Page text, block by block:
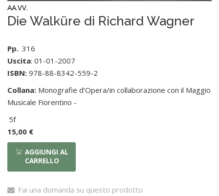
AA.VV.
Die Walküre di Richard Wagner
Pp. 316
Uscita: 01-01-2007
ISBN: 978-88-8342-559-2
Collana: Monografie d’Opera/in collaborazione con il Maggio
Musicale Fiorentino -
5f
15,00 €
AGGIUNGI AL
CARRELLO
Fai una domanda su questo prodotto